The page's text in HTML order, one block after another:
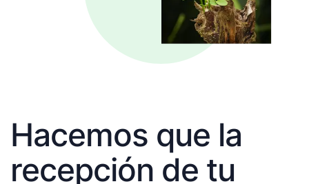
Hacemos que la
recepción de tu